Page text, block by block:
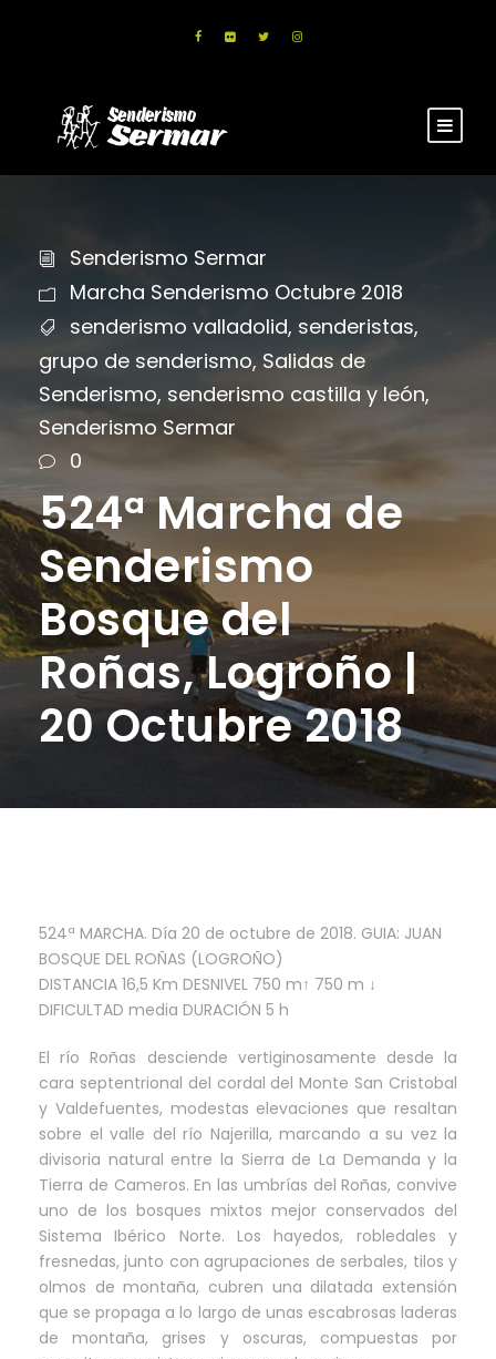
Senderismo Sermar
Marcha Senderismo Octubre 2018
senderismo valladolid, senderistas,
grupo de senderismo, Salidas de
Senderismo, senderismo castilla y león,
Senderismo Sermar
0
524ª Marcha de
Senderismo
Bosque del
Roñas, Logroño |
20 Octubre 2018
524ª MARCHA. Día 20 de octubre de 2018. GUIA: JUAN
BOSQUE DEL ROÑAS (LOGROÑO)
DISTANCIA 16,5 Km DESNIVEL 750 m↑ 750 m ↓
DIFICULTAD media DURACIÓN 5 h
El río Roñas desciende vertiginosamente desde la
cara septentrional del cordal del Monte San Cristobal
y Valdefuentes, modestas elevaciones que resaltan
sobre el valle del río Najerilla, marcando a su vez la
divisoria natural entre la Sierra de La Demanda y la
Tierra de Cameros. En las umbrías del Roñas, convive
uno de los bosques mixtos mejor conservados del
Sistema Ibérico Norte. Los hayedos, robledales y
fresnedas, junto con agrupaciones de serbales, tilos y
olmos de montaña, cubren una dilatada extensión
que se propaga a lo largo de unas escabrosas laderas
de montaña, grises y oscuras, compuestas por